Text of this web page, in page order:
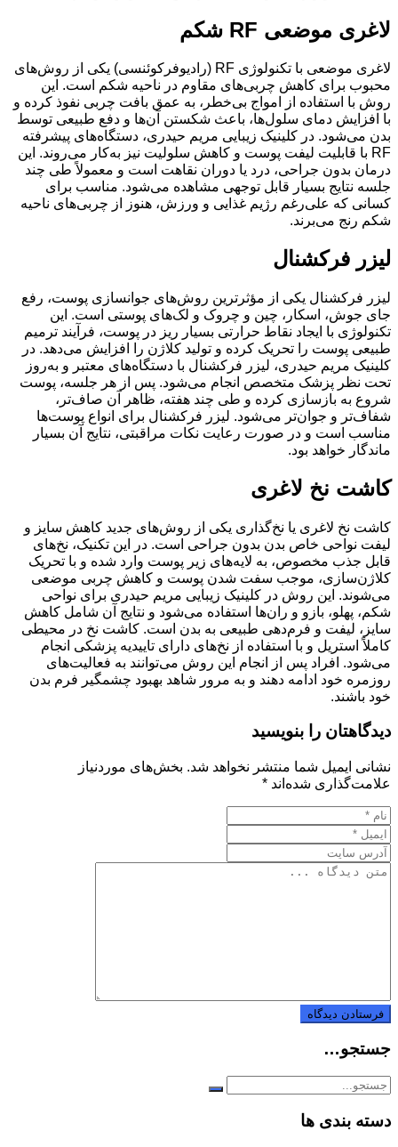
لاغری موضعی RF شکم
لاغری موضعی با تکنولوژی RF (رادیوفرکوئنسی) یکی از روش‌های
محبوب برای کاهش چربی‌های مقاوم در ناحیه شکم است. این
روش با استفاده از امواج بی‌خطر، به عمق بافت چربی نفوذ کرده و
با افزایش دمای سلول‌ها، باعث شکستن آن‌ها و دفع طبیعی توسط
بدن می‌شود. در کلینیک زیبایی مریم حیدری، دستگاه‌های پیشرفته
RF با قابلیت لیفت پوست و کاهش سلولیت نیز به‌کار می‌روند. این
درمان بدون جراحی، درد یا دوران نقاهت است و معمولاً طی چند
جلسه نتایج بسیار قابل توجهی مشاهده می‌شود. مناسب برای
کسانی که علی‌رغم رژیم غذایی و ورزش، هنوز از چربی‌های ناحیه
شکم رنج می‌برند.
لیزر فرکشنال
لیزر فرکشنال یکی از مؤثرترین روش‌های جوانسازی پوست، رفع
جای جوش، اسکار، چین و چروک و لک‌های پوستی است. این
تکنولوژی با ایجاد نقاط حرارتی بسیار ریز در پوست، فرآیند ترمیم
طبیعی پوست را تحریک کرده و تولید کلاژن را افزایش می‌دهد. در
کلینیک مریم حیدری، لیزر فرکشنال با دستگاه‌های معتبر و به‌روز
تحت نظر پزشک متخصص انجام می‌شود. پس از هر جلسه، پوست
شروع به بازسازی کرده و طی چند هفته، ظاهر آن صاف‌تر،
شفاف‌تر و جوان‌تر می‌شود. لیزر فرکشنال برای انواع پوست‌ها
مناسب است و در صورت رعایت نکات مراقبتی، نتایج آن بسیار
ماندگار خواهد بود.
کاشت نخ لاغری
کاشت نخ لاغری یا نخ‌گذاری یکی از روش‌های جدید کاهش سایز و
لیفت نواحی خاص بدن بدون جراحی است. در این تکنیک، نخ‌های
قابل جذب مخصوص، به لایه‌های زیر پوست وارد شده و با تحریک
کلاژن‌سازی، موجب سفت شدن پوست و کاهش چربی موضعی
می‌شوند. این روش در کلینیک زیبایی مریم حیدری برای نواحی
شکم، پهلو، بازو و ران‌ها استفاده می‌شود و نتایج آن شامل کاهش
سایز، لیفت و فرم‌دهی طبیعی به بدن است. کاشت نخ در محیطی
کاملاً استریل و با استفاده از نخ‌های دارای تاییدیه پزشکی انجام
می‌شود. افراد پس از انجام این روش می‌توانند به فعالیت‌های
روزمره خود ادامه دهند و به مرور شاهد بهبود چشمگیر فرم بدن
خود باشند.
دیدگاهتان را بنویسید
نشانی ایمیل شما منتشر نخواهد شد. بخش‌های موردنیاز
علامت‌گذاری شده‌اند *
جستجو…
دسته بندی ها